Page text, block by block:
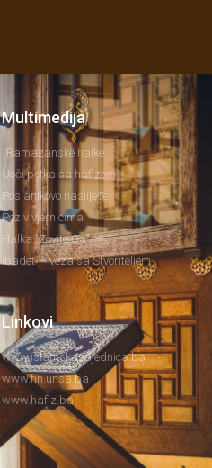
Multimedija
Ramazanske halke
Uoči petka sa hafizom
Poslanikovo naslijeđe
Poziv vjernicima
Halka "Zovite Ga"
Ibadet — veza sa Stvoriteljem
Linkovi
www.islamskazajednica.ba
www.fin.unsa.ba
www.hafiz.ba